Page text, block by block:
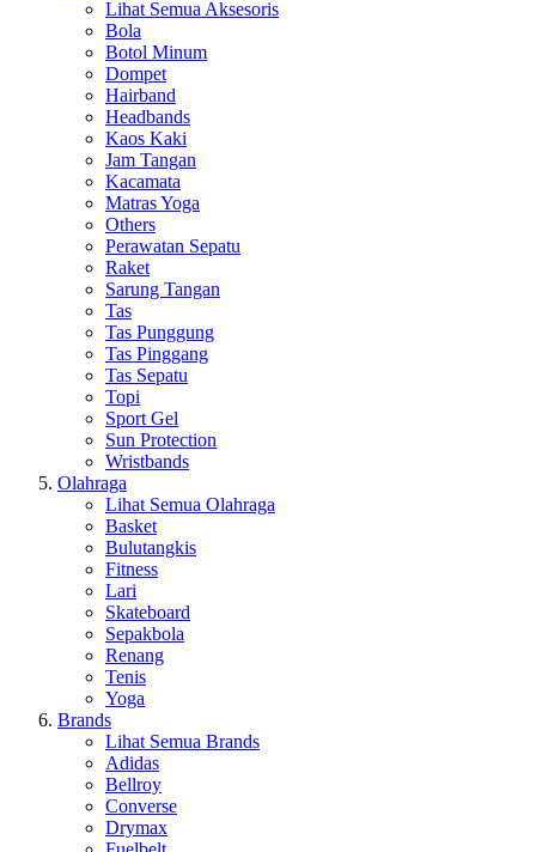
Lihat Semua Aksesoris
Bola
Botol Minum
Dompet
Hairband
Headbands
Kaos Kaki
Jam Tangan
Kacamata
Matras Yoga
Others
Perawatan Sepatu
Raket
Sarung Tangan
Tas
Tas Punggung
Tas Pinggang
Tas Sepatu
Topi
Sport Gel
Sun Protection
Wristbands
Olahraga
Lihat Semua Olahraga
Basket
Bulutangkis
Fitness
Lari
Skateboard
Sepakbola
Renang
Tenis
Yoga
Brands
Lihat Semua Brands
Adidas
Bellroy
Converse
Drymax